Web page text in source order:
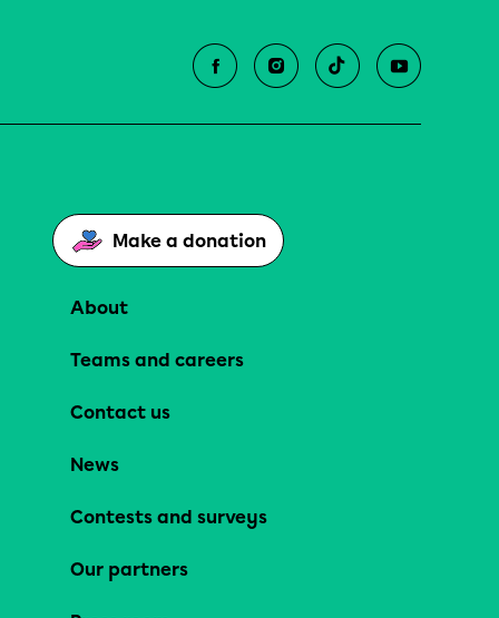
Make a donation
About
Teams and careers
Contact us
News
Contests and surveys
Our partners